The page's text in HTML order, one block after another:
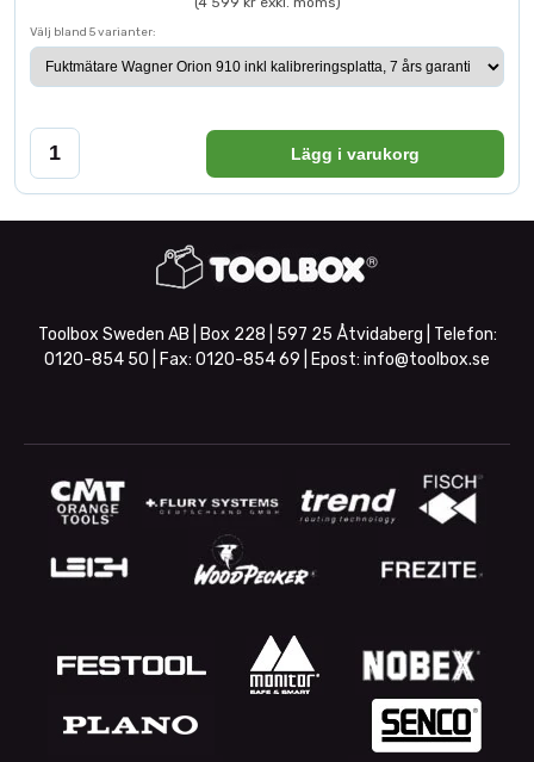
Välj bland 5 varianter:
Lägg i varukorg
Toolbox Sweden AB | Box 228 | 597 25 Åtvidaberg | Telefon:
0120-854 50 | Fax: 0120-854 69 | Epost: info@toolbox.se